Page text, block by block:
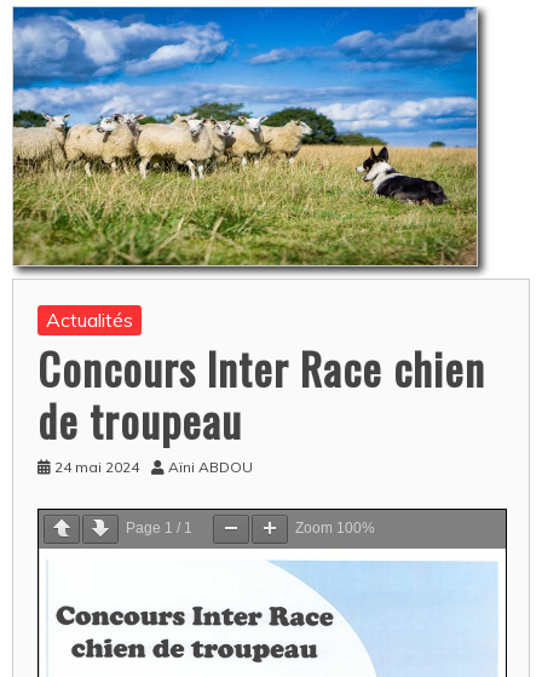
Actualités
Concours Inter Race chien
de troupeau
24 mai 2024 Aïni ABDOU
Page 1 / 1 Zoom 100%